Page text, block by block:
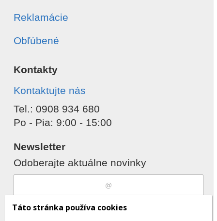
Reklamácie
Obľúbené
Kontakty
Kontaktujte nás
Tel.: 0908 934 680
Po - Pia: 9:00 - 15:00
Newsletter
Odoberajte aktuálne novinky
Súhlasím sspracovaním osobných
Táto stránka používa cookies